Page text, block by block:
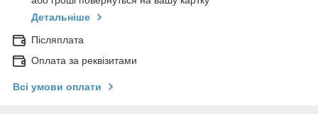
Детальніше
Післяплата
Оплата за реквізитами
Всі умови оплати